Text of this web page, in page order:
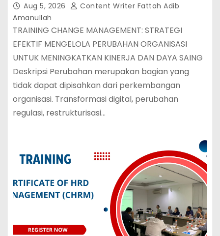
Aug 5, 2026
Content Writer Fattah Adib
Amanullah
TRAINING CHANGE MANAGEMENT: STRATEGI
EFEKTIF MENGELOLA PERUBAHAN ORGANISASI
UNTUK MENINGKATKAN KINERJA DAN DAYA SAING
Deskripsi Perubahan merupakan bagian yang
tidak dapat dipisahkan dari perkembangan
organisasi. Transformasi digital, perubahan
regulasi, restrukturisasi…